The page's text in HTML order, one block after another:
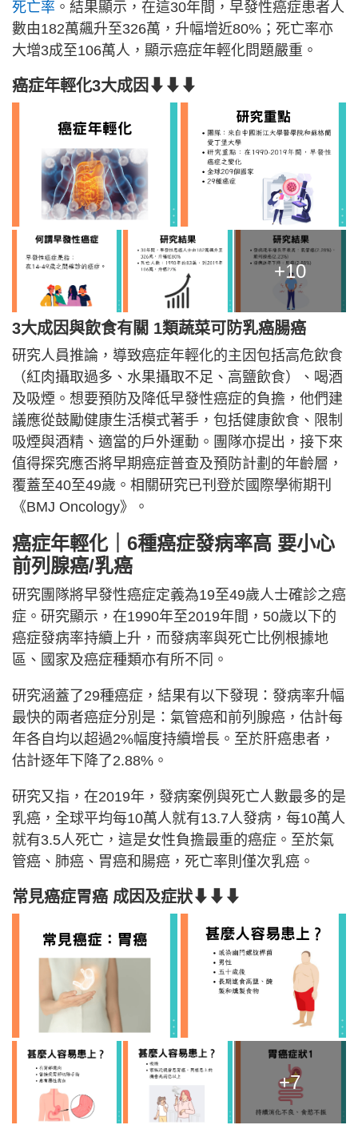
死亡率 。結果顯示，在這30年間，早發性癌症患者人
數由182萬飆升至326萬，升幅增近80%；死亡率亦
大增3成至106萬人，顯示癌症年輕化問題嚴重。
癌症年輕化3大成因⬇⬇⬇
+10
3大成因與飲食有關 1類蔬菜可防乳癌腸癌
研究人員推論，導致癌症年輕化的主因包括高危飲食
（紅肉攝取過多、水果攝取不足、高鹽飲食）、喝酒
及吸煙。想要預防及降低早發性癌症的負擔，他們建
議應從鼓勵健康生活模式著手，包括健康飲食、限制
吸煙與酒精、適當的戶外運動。團隊亦提出，接下來
值得探究應否將早期癌症普查及預防計劃的年齡層，
覆蓋至40至49歲。相關研究已刊登於國際學術期刊
《BMJ Oncology》。
癌症年輕化｜6種癌症發病率高 要小心
前列腺癌/乳癌
研究團隊將早發性癌症定義為19至49歲人士確診之癌
症。研究顯示，在1990年至2019年間，50歲以下的
癌症發病率持續上升，而發病率與死亡比例根據地
區、國家及癌症種類亦有所不同。
研究涵蓋了29種癌症，結果有以下發現：發病率升幅
最快的兩者癌症分別是：氣管癌和前列腺癌，估計每
年各自均以超過2%幅度持續增長。至於肝癌患者，
估計逐年下降了2.88%。
研究又指，在2019年，發病案例與死亡人數最多的是
乳癌，全球平均每10萬人就有13.7人發病，每10萬人
就有3.5人死亡，這是女性負擔最重的癌症。至於氣
管癌、肺癌、胃癌和腸癌，死亡率則僅次乳癌。
常見癌症胃癌 成因及症狀⬇⬇⬇
+7